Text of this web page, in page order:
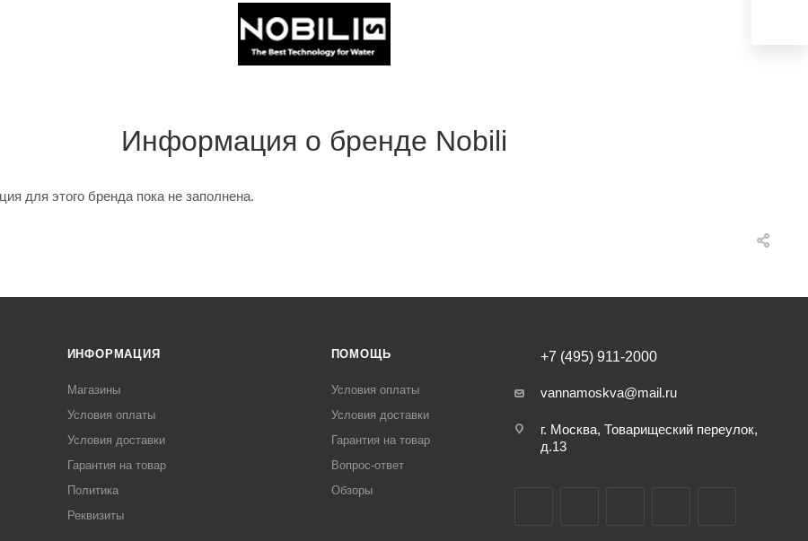
Информация о бренде Nobili
для этого бренда пока не заполнена.
ИНФОРМАЦИЯ
Магазины
Условия оплаты
Условия доставки
Гарантия на товар
Политика
Реквизиты
ПОМОЩЬ
Условия оплаты
Условия доставки
Гарантия на товар
Вопрос-ответ
Обзоры
+7 (495) 911-2000
vannamoskva@mail.ru
г. Москва, Товарищеский переулок,
д.13